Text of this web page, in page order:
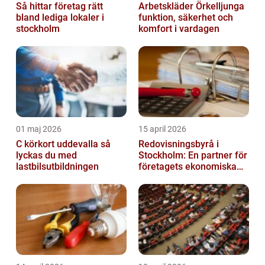
Så hittar företag rätt
bland lediga lokaler i
stockholm
Arbetskläder Örkelljunga
funktion, säkerhet och
komfort i vardagen
01 maj 2026
C körkort uddevalla så
lyckas du med
lastbilsutbildningen
15 april 2026
Redovisningsbyrå i
Stockholm: En partner för
företagets ekonomiska